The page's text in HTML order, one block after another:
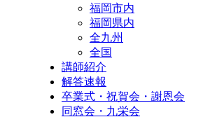
福岡市内
福岡県内
全九州
全国
講師紹介
解答速報
卒業式・祝賀会・謝恩会
同窓会・九栄会